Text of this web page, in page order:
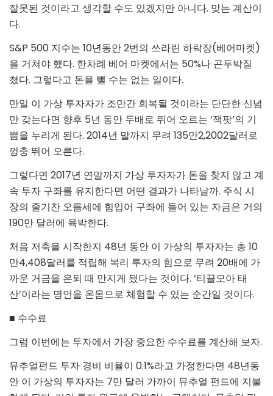
잘못된 것이라고 생각할 수도 있겠지만 아니다. 맞는 계산이
다.
S&P 500 지수는 10년동안 2번의 쓰라린 하락장(베어마켓)
을 거쳐야 했다. 한차례 베어 마켓에서는 50%나 곤두박질
쳤다. 그렇다고 돈을 뺄 수는 없는 일이다.
만일 이 가상 투자자가 조만간 회복될 것이라는 단단한 신념
만 갖는다면 향후 5년 동안 두배로 뛰어 오르는 ‘잭팟’의 기
쁨을 누리게 된다. 2014년 말까지 무려 135만2,2002달러로
껑충 뛰어 오른다.
그렇다면 2017년 연말까지 가상 투자자가 돈을 찾지 않고 계
속 투자 구좌를 유지한다면 어떤 결과가 나타날까. 주식 시
장의 줄기찬 오름세에 힘입어 구좌에 들어 있는 자금은 거의
190만 달러에 육박한다.
처음 저축을 시작한지 48년 동안 이 가상의 투자자는 총 10
만4,408달러를 적립해 복리 투자의 힘으로 무려 20배에 가
까운 거금을 은퇴 때 만지게 됐다는 것이다. ‘티끌모아 태
산’이라는 명언을 온몸으로 체험할 수 있는 순간일 것이다.
■ 수수료
그럼 이번에는 투자에서 가장 중요한 수수료를 계산해 보자.
뮤추얼펀드 투자 경비 비율이 0.1%라고 가정한다면 48년동
안 이 가상의 투자자는 7만 달러 가까이 뮤추얼 펀드에 지불